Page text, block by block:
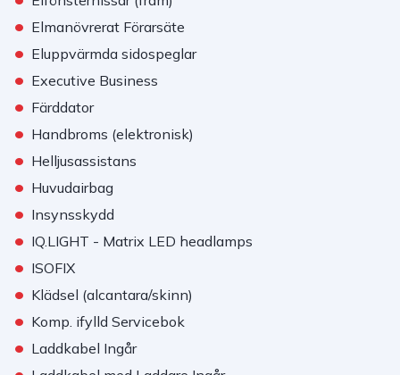
• Elmanövrerat Förarsäte
• Eluppvärmda sidospeglar
• Executive Business
• Färddator
• Handbroms (elektronisk)
• Helljusassistans
• Huvudairbag
• Insynsskydd
• IQ.LIGHT - Matrix LED headlamps
• ISOFIX
• Klädsel (alcantara/skinn)
• Komp. ifylld Servicebok
• Laddkabel Ingår